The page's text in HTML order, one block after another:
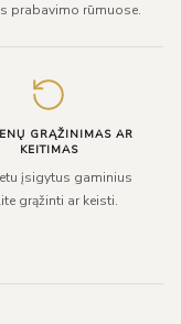
prabavimo rūmuose.
GRĄŽINIMAS AR
KEITIMAS
įsigytus gaminius
grąžinti ar keisti.